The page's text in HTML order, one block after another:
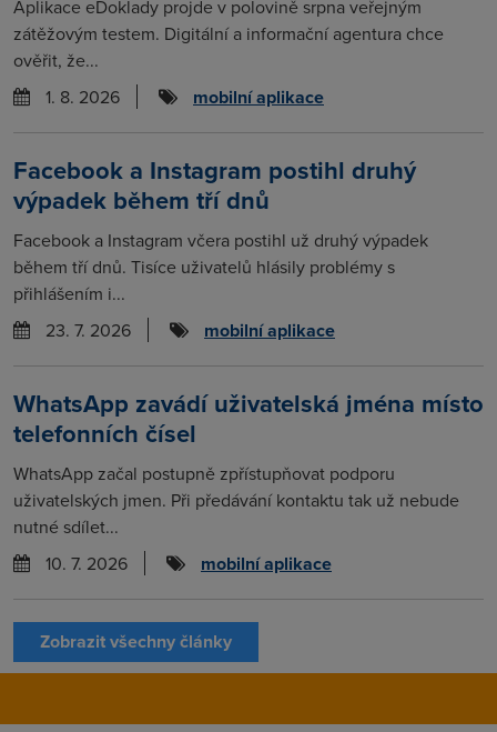
Aplikace eDoklady projde v polovině srpna veřejným
zátěžovým testem. Digitální a informační agentura chce
ověřit, že...
1. 8. 2026
mobilní aplikace
Facebook a Instagram postihl druhý
výpadek během tří dnů
Facebook a Instagram včera postihl už druhý výpadek
během tří dnů. Tisíce uživatelů hlásily problémy s
přihlášením i...
23. 7. 2026
mobilní aplikace
WhatsApp zavádí uživatelská jména místo
telefonních čísel
WhatsApp začal postupně zpřístupňovat podporu
uživatelských jmen. Při předávání kontaktu tak už nebude
nutné sdílet...
10. 7. 2026
mobilní aplikace
Zobrazit všechny články